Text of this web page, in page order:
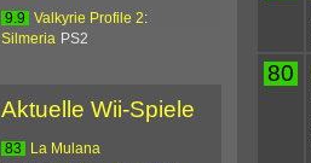
80
9.9
Valkyrie Profile 2:
Silmeria PS2
Aktuelle Wii-Spiele
83
La Mulana